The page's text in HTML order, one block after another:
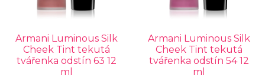
Armani Luminous Silk
Cheek Tint tekutá
tvářenka odstín 63 12
ml
Armani Luminous Silk
Cheek Tint tekutá
tvářenka odstín 54 12
ml